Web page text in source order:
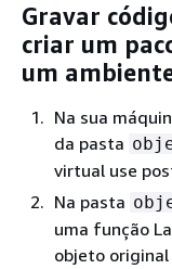
Gravar
criar um
um
Na sua
da pasta
virtual use
Na pasta
uma função
objeto original